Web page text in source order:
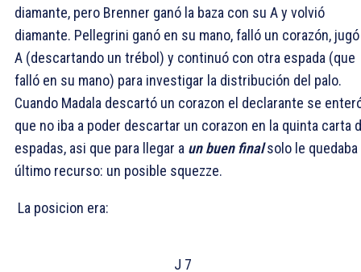
diamante, pero Brenner ganó la baza con su A y volvió
diamante. Pellegrini ganó en su mano, falló un corazón,
A (descartando un trébol) y continuó con otra espada (que
falló en su mano) para investigar la distribución del palo.
Cuando Madala descartó un corazon el declarante se
que no iba a poder descartar un corazon en la quinta carta
espadas, asi que para llegar a un buen finalsolo le quedaba
último recurso: un posible squezze.
La posicion era:
J 7